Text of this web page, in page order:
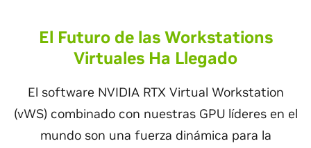
El Futuro de las Workstations
Virtuales Ha Llegado
El software NVIDIA RTX Virtual Workstation
(vWS) combinado con nuestras GPU líderes en el
mundo son una fuerza dinámica para la